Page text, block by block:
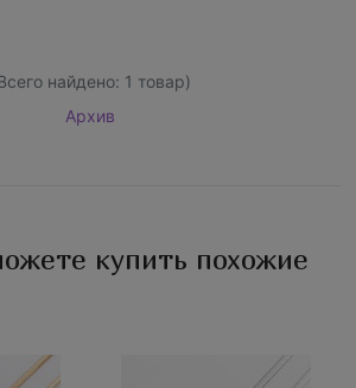
найдено: 1 товар)
Архив
купить похожие